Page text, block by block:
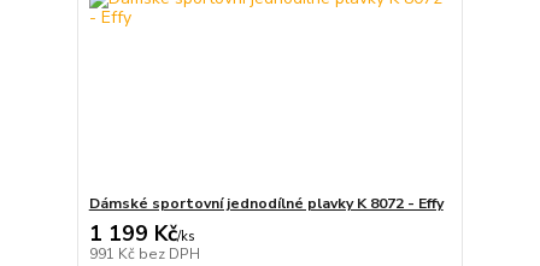
Dámské sportovní jednodílné plavky K 8072 - Effy
1 199 Kč/ks
991 Kč bez DPH